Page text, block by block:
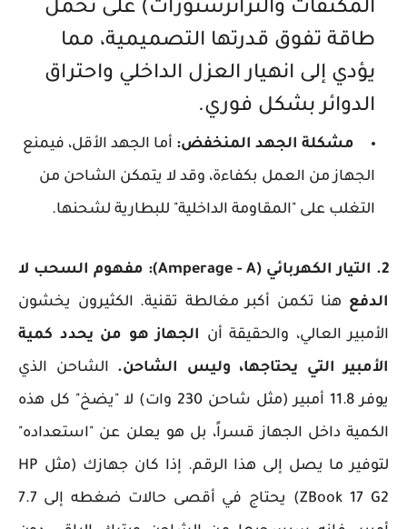
المكثفات والترانزستورات) على تحمل
طاقة تفوق قدرتها التصميمية، مما
يؤدي إلى انهيار العزل الداخلي واحتراق
الدوائر بشكل فوري.
مشكلة الجهد المنخفض: أما الجهد الأقل، فيمنع
الجهاز من العمل بكفاءة، وقد لا يتمكن الشاحن من
التغلب على "المقاومة الداخلية" للبطارية لشحنها.
2. التيار الكهربائي (Amperage - A): مفهوم السحب لا
الدفع هنا تكمن أكبر مغالطة تقنية. الكثيرون يخشون
الأمبير العالي، والحقيقة أن
الجهاز هو من يحدد كمية
الأمبير التي يحتاجها، وليس الشاحن. الشاحن الذي
يوفر 11.8 أمبير (مثل شاحن 230 وات) لا "يضخ" كل هذه
الكمية داخل الجهاز قسراً، بل هو يعلن عن "استعداده"
لتوفير ما يصل إلى هذا الرقم. إذا كان جهازك (مثل HP
ZBook 17 G2) يحتاج في أقصى حالات ضغطه إلى 7.7